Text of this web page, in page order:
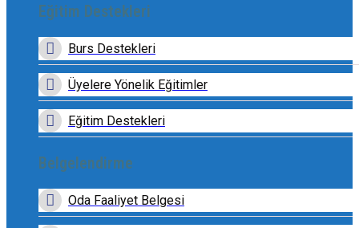
Eğitim Destekleri
Burs Destekleri
Üyelere Yönelik Eğitimler
Eğitim Destekleri
Belgelendirme
Oda Faaliyet Belgesi